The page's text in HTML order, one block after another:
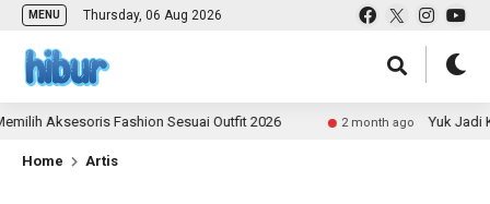
MENU Thursday, 06 Aug 2026
Aksesoris Fashion Sesuai Outfit 2026 2 month ago Yuk Jadi
Home Artis